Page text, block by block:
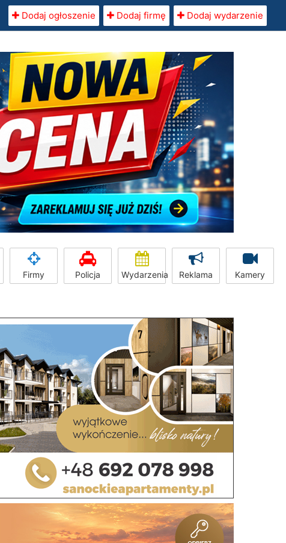
Dodaj ogłoszenie Dodaj firmę Dodaj wydarzenie
Firmy Policja Wydarzenia Reklama Kamery